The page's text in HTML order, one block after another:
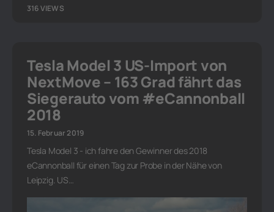
316 VIEWS
Tesla Model 3 US-Import von
NextMove – 163 Grad fährt das
Siegerauto vom #eCannonball
2018
15. Februar 2019
Tesla Model 3 - ich fahre den Gewinner des 2018
eCannonball für einen Tag zur Probe in der Nähe von
Leipzig. US…